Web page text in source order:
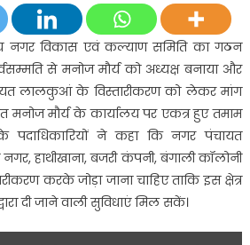
लालकुआं
के
विस्तारीकरण
को
लेकर
समिति
ने
उठाई
मांग……….
नगर विकास एवं कल्याण समिति का गठन
से मनोज मौर्य को अध्यक्ष बनाया और
लालकुआं के विस्तारीकरण को लेकर मांग
मनोज मौर्य के कार्यालय पर एकत्र हुए तमाम
के पदाधिकारियों ने कहा कि नगर पंचायत
हाथीखाना, बजरी कंपनी, बंगाली कॉलोनी
करके जोड़ा जाना चाहिए ताकि इस क्षेत्र
दी जाने वाली सुविधाएं मिल सकें।